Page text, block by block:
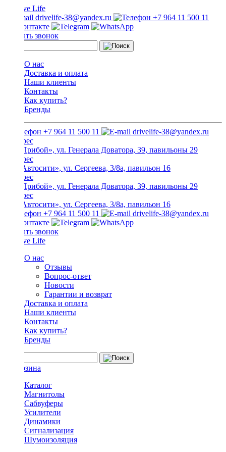
drivelife-38@yandex.ru +7 964 11 500 11
Заказать звонок
О нас
Доставка и оплата
Наши клиенты
Контакты
Как купить?
Бренды
+7 964 11 500 11 drivelife-38@yandex.ru
ТЦ «Прибой», ул. Генерала Доватора, 39, павильоны 29
ТЦ «Автосити», ул. Сергеева, 3/8а, павильон 16
ТЦ «Прибой», ул. Генерала Доватора, 39, павильоны 29
ТЦ «Автосити», ул. Сергеева, 3/8а, павильон 16
+7 964 11 500 11
drivelife-38@yandex.ru
Заказать звонок
О нас
Отзывы
Вопрос-ответ
Новости
Гарантии и возврат
Доставка и оплата
Наши клиенты
Контакты
Как купить?
Бренды
Каталог
Магнитолы
Сабвуферы
Усилители
Динамики
Сигнализация
Шумоизоляция